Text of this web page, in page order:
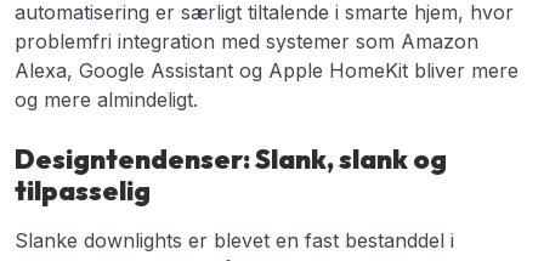
automatisering er særligt tiltalende i smarte hjem, hvor
problemfri integration med systemer som Amazon
Alexa, Google Assistant og Apple HomeKit bliver mere
og mere almindeligt.
Designtendenser: Slank, slank og
tilpasselig
Slanke downlights er blevet en fast bestanddel i